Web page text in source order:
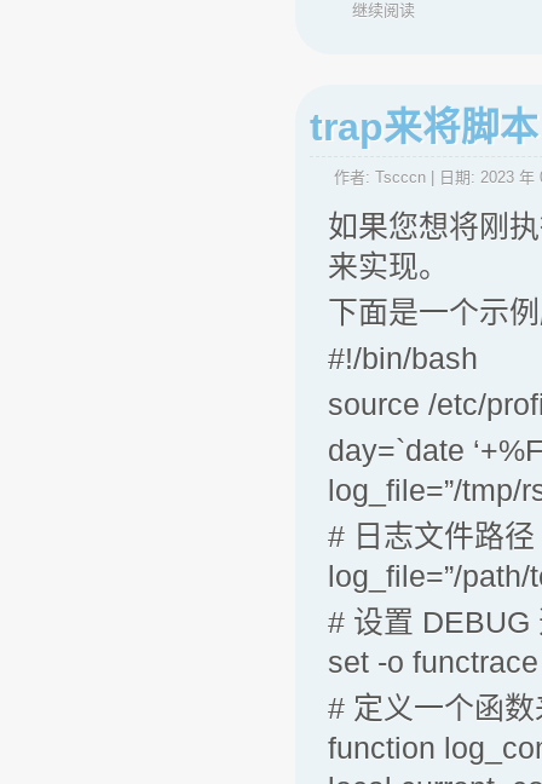
继续阅读
trap来将脚
作者: Tscccn | 日期: 2023 年
如果您想将刚
来实现。
下面是一个示
#!/bin/bash
source /etc/
day=`date
log_file=”/tmp/
# 日志文件路径
log_file=”/path/
# 设置 DEBUG
set -o functrace
# 定义一个函
function